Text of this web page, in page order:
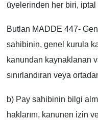
üyelerinden her biri, iptal
Butlan MADDE 447-
sahibinin, genel kurula
kanundan kaynaklanan
sınırlandıran veya
b) Pay sahibinin bilgi
haklarını, kanunen izin